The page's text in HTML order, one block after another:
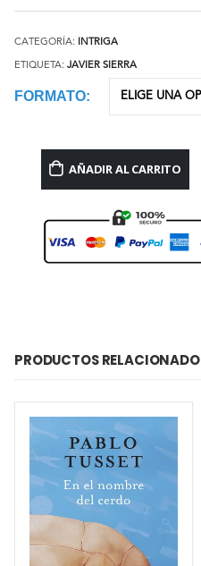
CATEGORÍA: INTRIGA
ETIQUETA: JAVIER SIERRA
FORMATO
AÑADIR AL CARRITO
PRODUCTOS